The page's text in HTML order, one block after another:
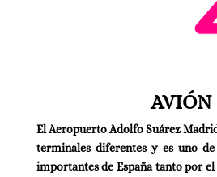
AVIÓN
El Aeropuerto Adolfo Suárez
terminales diferentes y es uno
importantes de España tanto por